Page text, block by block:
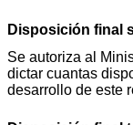
Disposición final
Se autoriza al
dictar cuantas
desarrollo de este